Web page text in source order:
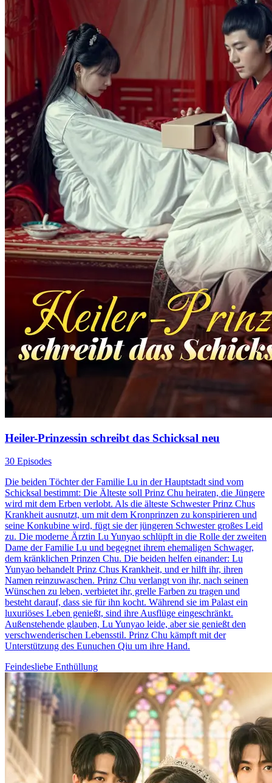
Heiler-Prinzessin schreibt das Schicksal neu
30 Episodes
Die beiden Töchter der Familie Lu in der Hauptstadt sind vom
Schicksal bestimmt: Die Älteste soll Prinz Chu heiraten, die Jüngere
wird mit dem Erben verlobt. Als die älteste Schwester Prinz Chus
Krankheit ausnutzt, um mit dem Kronprinzen zu konspirieren und
seine Konkubine wird, fügt sie der jüngeren Schwester großes Leid
zu. Die moderne Ärztin Lu Yunyao schlüpft in die Rolle der zweiten
Dame der Familie Lu und begegnet ihrem ehemaligen Schwager,
dem kränklichen Prinzen Chu. Die beiden helfen einander: Lu
Yunyao behandelt Prinz Chus Krankheit, und er hilft ihr, ihren
Namen reinzuwaschen. Prinz Chu verlangt von ihr, nach seinen
Wünschen zu leben, verbietet ihr, grelle Farben zu tragen und
besteht darauf, dass sie für ihn kocht. Während sie im Palast ein
luxuriöses Leben genießt, sind ihre Ausflüge eingeschränkt.
Außenstehende glauben, Lu Yunyao leide, aber sie genießt den
verschwenderischen Lebensstil. Prinz Chu kämpft mit der
Unterstützung des Eunuchen Qiu um ihre Hand.
Feindesliebe Enthüllung